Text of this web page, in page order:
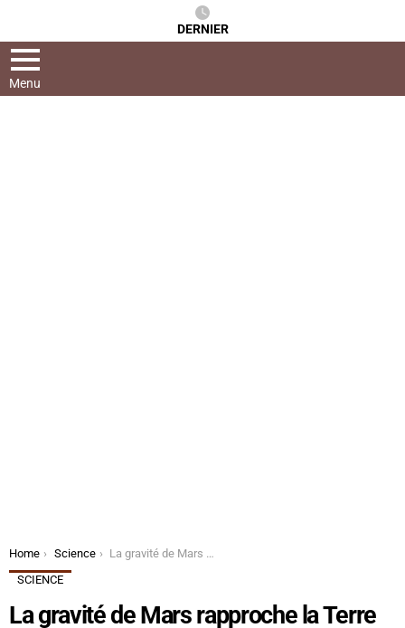
DERNIER
Menu
You are here:
Home Science
La gravité de Mars rapproche la Terre du Soleil, réchauffant ainsi notre climat
SCIENCE
La gravité de Mars rapproche la Terre